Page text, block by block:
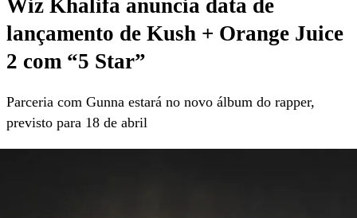
Wiz Khalifa anuncia data de
lançamento de Kush + Orange Juice
2 com “5 Star”
Parceria com Gunna estará no novo álbum do rapper,
previsto para 18 de abril